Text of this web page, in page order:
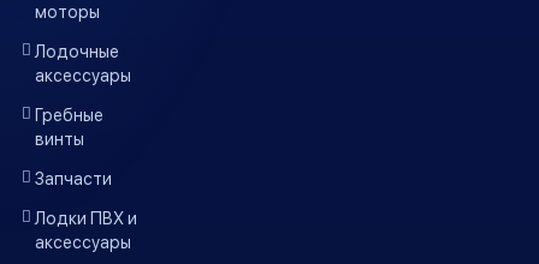
моторы
Лодочные
аксессуары
Гребные
винты
Запчасти
Лодки ПВХ и
аксессуары